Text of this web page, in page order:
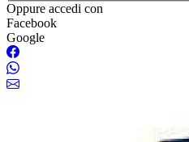
Oppure accedi con
Facebook
Google